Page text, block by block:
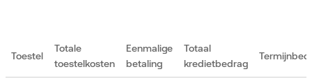
Toestel
Totale
toestelkosten
Eenmalige
betaling
Totaal
kredietbedrag